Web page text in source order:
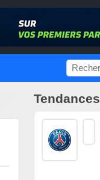
Tendances